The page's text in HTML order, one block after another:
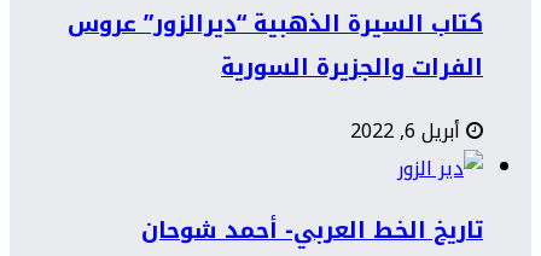
كتاب السيرة الذهبية “ديرالزور” عروس
الفرات والجزيرة السورية
أبريل 6, 2022
تاريخ الخط العربي- أحمد شوحان